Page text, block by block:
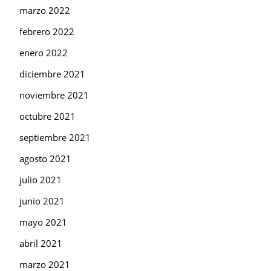
marzo 2022
febrero 2022
enero 2022
diciembre 2021
noviembre 2021
octubre 2021
septiembre 2021
agosto 2021
julio 2021
junio 2021
mayo 2021
abril 2021
marzo 2021